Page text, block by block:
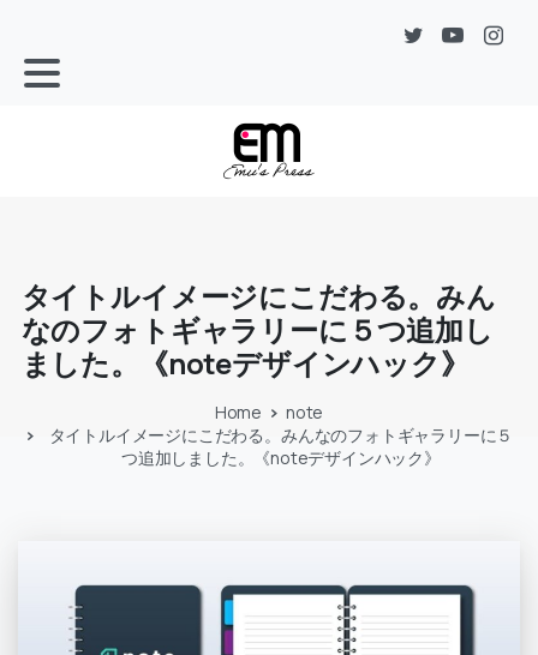
タイトルイメージにこだわる。みん
なのフォトギャラリーに５つ追加し
ました。《noteデザインハック》
Home
note
タイトルイメージにこだわる。みんなのフォトギャラリーに５
つ追加しました。《noteデザインハック》